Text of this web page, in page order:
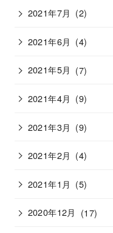
2021年7月 (2)
2021年6月 (4)
2021年5月 (7)
2021年4月 (9)
2021年3月 (9)
2021年2月 (4)
2021年1月 (5)
2020年12月 (17)